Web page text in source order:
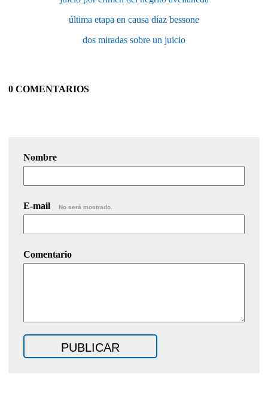
última etapa en causa díaz bessone
dos miradas sobre un juicio
0 COMENTARIOS
Nombre
E-mail No será mostrado.
Comentario